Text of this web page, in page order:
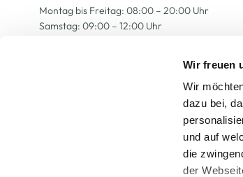
Wir freuen
Wir
dazu bei,
und auf
die
der
Montag bis Freitag: 08:00 – 20:00 Uhr
Samstag: 09:00 – 12:00 Uhr